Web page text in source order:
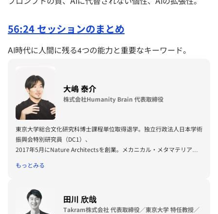
56:24 セッションのまとめ
AI時代に人間に残る4つの能力と重要なキーワード。
大嶋 泰介
株式会社Humanity Brain 代表取締役
東京大学総合文化研究科博士課程単位取得退学。独立行政法人日本学術
振興会特別研究員（DC1）、
2017年5月にNature Architectsを創業。メカニカル・メタマテリアル
独立行政法人情報処理推進機構より未踏スーパークリエータ、総務省よ
文部科学省よりナイスステップな研究者2022認定。
もっとみる
田川 欣哉
Takram株式会社 代表取締役／東京大学 特任教授／